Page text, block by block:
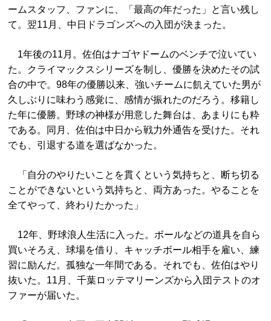
ームスタッフ、ファンに、「最高の年だった」と言い残し
て。翌11月、中日ドラゴンズへの入団が決まった。
1年後の11月。佐伯はナゴヤドームのベンチで泣いてい
た。クライマックスシリーズを制し、優勝を決めたその試
合の中で。98年の優勝以来、強いチームに飢えていた男が
久しぶりに味わう感覚に、感情が振れたのだろう。移籍し
た年に優勝。野球の神様が用意した舞台は、あまりにも粋
である。同月、佐伯は中日から戦力外通告を受けた。それ
でも、引退する道を選ばなかった。
「自分のやりたいことを貫くという気持ちと、断ち切る
ことができないという気持ちと、両方あった。やることを
全てやって、終わりたかった」
12年、野球浪人生活に入った。ボールなどの道具を自ら
買いそろえ、球場を借り、キャッチボール相手を雇い、練
習に励んだ。孤独な一年間である。それでも、佐伯はやり
抜いた。11月、千葉ロッテマリーンズから入団テストのオ
ファーが届いた。